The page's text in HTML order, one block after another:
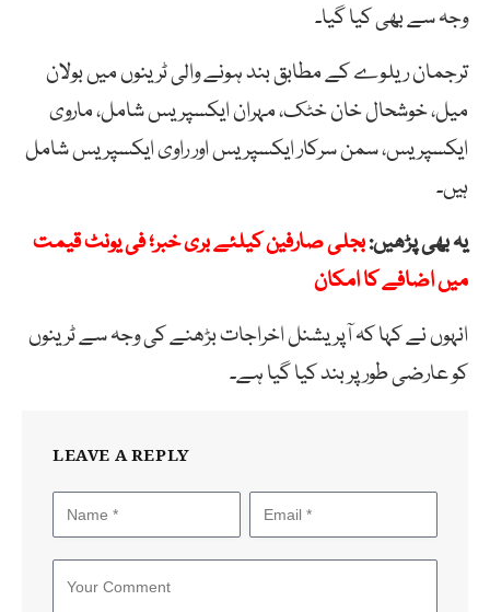
وجہ سے بھی کیا گیا۔
ترجمان ریلوے کے مطابق بند ہونے والی ٹرینوں میں بولان
میل، خوشحال خان خٹک، مہران ایکسپریس شامل، ماروی
ایکسپریس، سمن سرکار ایکسپریس اور راوی ایکسپریس شامل
ہیں۔
یہ بھی پڑھیں:بجلی صارفین کیلئے بری خبر؛ فی یونٹ قیمت
میں اضافے کا امکان
انہوں نے کہا کہ آپریشنل اخراجات بڑھنے کی وجہ سے ٹرینوں
کو عارضی طور پر بند کیا گیا ہے۔
LEAVE A REPLY